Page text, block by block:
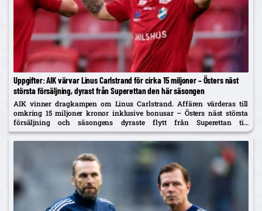
Uppgifter: AIK värvar Linus Carlstrand för cirka 15 miljoner – Östers näst
största försäljning, dyrast från Superettan den här säsongen
AIK vinner dragkampen om Linus Carlstrand. Affären värderas till
omkring 15 miljoner kronor inklusive bonusar – Östers näst största
försäljning och säsongens dyraste flytt från Superettan till
Allsvenskan, enligt Expressen.